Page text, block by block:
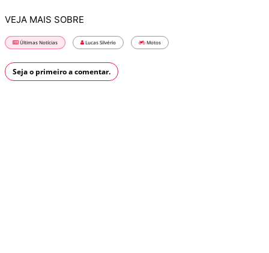
VEJA MAIS SOBRE
Últimas Notícias Lucas Silvério Motos
Seja o primeiro a comentar.